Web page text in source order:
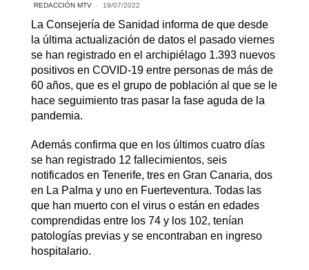
REDACCIÓN MTV 19/07/2022
La Consejería de Sanidad informa de que desde
la última actualización de datos el pasado viernes
se han registrado en el archipiélago 1.393 nuevos
positivos en COVID-19 entre personas de más de
60 años, que es el grupo de población al que se le
hace seguimiento tras pasar la fase aguda de la
pandemia.
Además confirma que en los últimos cuatro días
se han registrado 12 fallecimientos, seis
notificados en Tenerife, tres en Gran Canaria, dos
en La Palma y uno en Fuerteventura. Todas las
que han muerto con el virus o están en edades
comprendidas entre los 74 y los 102, tenían
patologías previas y se encontraban en ingreso
hospitalario.